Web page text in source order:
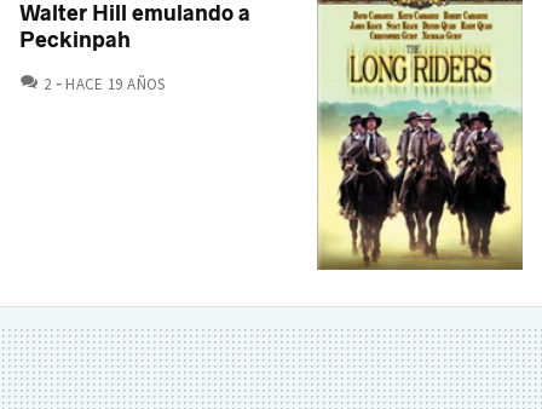
Walter Hill emulando a
Peckinpah
2 COMENTARIOS
HACE 19 AÑOS